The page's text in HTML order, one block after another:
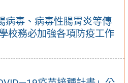
病毒、病毒性腸胃炎等傳
校務必加強各項防疫工作